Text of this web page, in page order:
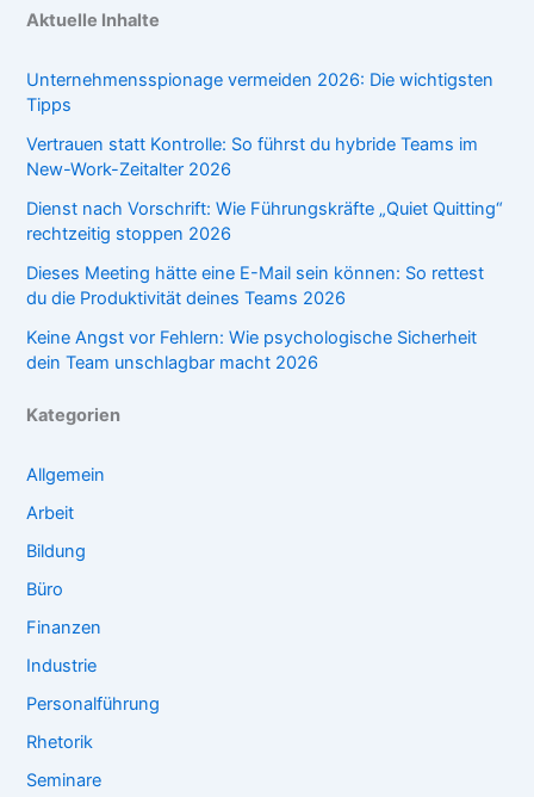
Aktuelle Inhalte
Unternehmensspionage vermeiden 2026: Die wichtigsten
Tipps
Vertrauen statt Kontrolle: So führst du hybride Teams im
New-Work-Zeitalter 2026
Dienst nach Vorschrift: Wie Führungskräfte „Quiet Quitting“
rechtzeitig stoppen 2026
Dieses Meeting hätte eine E-Mail sein können: So rettest
du die Produktivität deines Teams 2026
Keine Angst vor Fehlern: Wie psychologische Sicherheit
dein Team unschlagbar macht 2026
Kategorien
Allgemein
Arbeit
Bildung
Büro
Finanzen
Industrie
Personalführung
Rhetorik
Seminare